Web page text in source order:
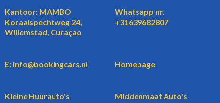
Kantoor: MAMBO
Koraalspechtweg 24,
Willemstad, Curaçao
Whatsapp nr.
+31639682807
E: info@bookingcars.nl Homepage
Kleine Huurauto's Middenmaat Auto's